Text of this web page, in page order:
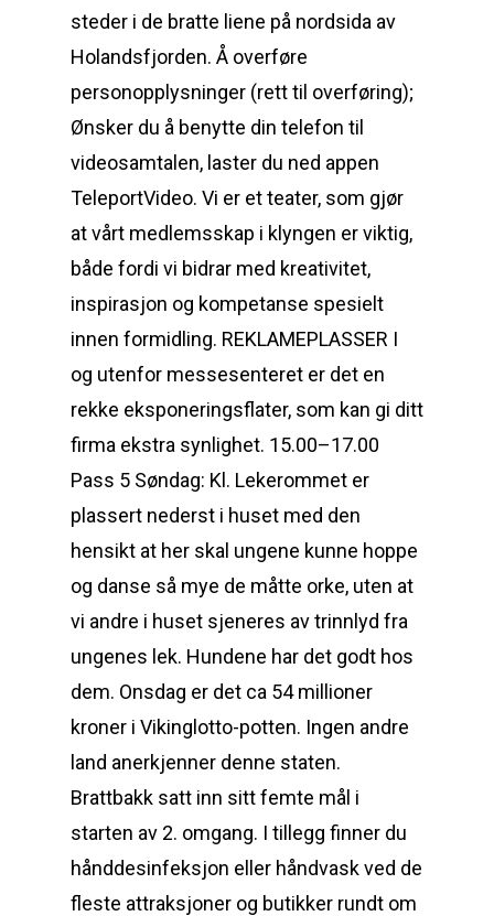
steder i de bratte liene på nordsida av
Holandsfjorden. Å overføre
personopplysninger (rett til overføring);
Ønsker du å benytte din telefon til
videosamtalen, laster du ned appen
TeleportVideo. Vi er et teater, som gjør
at vårt medlemsskap i klyngen er viktig,
både fordi vi bidrar med kreativitet,
inspirasjon og kompetanse spesielt
innen formidling. REKLAMEPLASSER I
og utenfor messesenteret er det en
rekke eksponeringsflater, som kan gi ditt
firma ekstra synlighet. 15.00–17.00
Pass 5 Søndag: Kl. Lekerommet er
plassert nederst i huset med den
hensikt at her skal ungene kunne hoppe
og danse så mye de måtte orke, uten at
vi andre i huset sjeneres av trinnlyd fra
ungenes lek. Hundene har det godt hos
dem. Onsdag er det ca 54 millioner
kroner i Vikinglotto-potten. Ingen andre
land anerkjenner denne staten.
Brattbakk satt inn sitt femte mål i
starten av 2. omgang. I tillegg finner du
hånddesinfeksjon eller håndvask ved de
fleste attraksjoner og butikker rundt om